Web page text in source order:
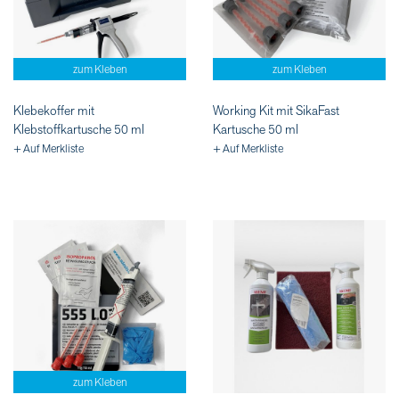
zum Kleben
Klebekoffer mit
Klebstoffkartusche 50 ml
+ Auf Merkliste
zum Kleben
Working Kit mit SikaFast
Kartusche 50 ml
+ Auf Merkliste
zum Kleben